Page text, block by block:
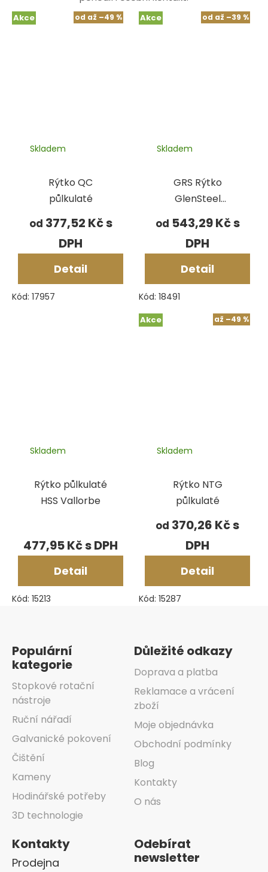
Akce od až –49 %
Rýtko QC
půlkulaté
Skladem
od 377,52 Kč
Detail
Kód: 17957
Akce od až –39 %
GRS Rýtko
GlenSteel
půlkulaté
Skladem
od 543,29 Kč
Detail
Kód: 18491
Rýtko půlkulaté
HSS Vallorbe
Skladem
477,95 Kč
Detail
Kód: 15213
Akce až –49 %
Rýtko NTG
půlkulaté
Skladem
od 370,26 Kč
Detail
Kód: 15287
Populární
kategorie
Stopkové rotační
nástroje
Ruční nářadí
Galvanické pokovení
Čištění
Kameny
Hodinářské potřeby
3D technologie
Důležité odkazy
Doprava a platba
Reklamace a vrácení
zboží
Moje objednávka
Obchodní podmínky
Blog
Kontakty
O nás
Kontakty
Prodejna
Odebírat
newsletter